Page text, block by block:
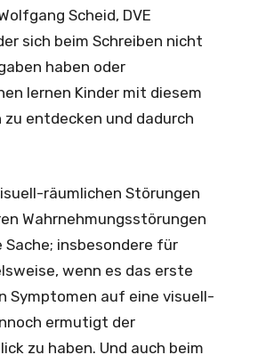
Scheid, DVE
sich beim Schreiben nicht
haben oder
lernen Kinder mit diesem
entdecken und dadurch
räumlichen Störungen
Wahrnehmungsstörungen
insbesondere für
wenn es das erste
Symptomen auf eine visuell-
ermutigt der
zu haben. Und auch beim